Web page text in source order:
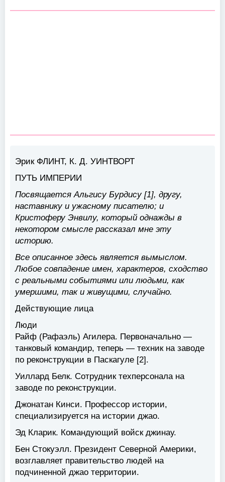
Эрик ФЛИНТ, К. Д. УИНТВОРТ
ПУТЬ ИМПЕРИИ
Посвящается Альгису Бурдису [1], другу,
наставнику и ужасному писателю; и
Кристоферу Энвилу, который однажды в
некотором смысле рассказал мне эту
историю.
Все описанное здесь является вымыслом.
Любое совпадение имен, характеров, сходство
с реальными событиями или людьми, как
умершими, так и живущими, случайно.
Действующие лица
Люди
Райф (Рафаэль) Агилера. Первоначально —
танковый командир, теперь — техник на заводе
по реконструкции в Паскагуле [2].
Уиллард Белк. Сотрудник техперсонала на
заводе по реконструкции.
Джонатан Кинси. Профессор истории,
специализируется на истории джао.
Эд Кларик. Командующий войск джинау.
Бен Стокуэлл. Президент Северной Америки,
возглавляет правительство людей на
подчиненной джао территории.